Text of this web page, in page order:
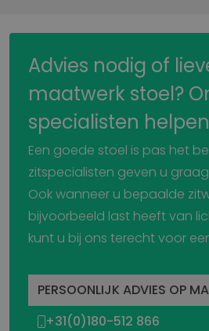
Advies nodig of
maatwerk stoel?
specialisten
Een goede stoel is pas het
zitspecialisten geven u
Ook wanneer u bepaalde
bijvoorbeeld last heeft van
kunt u bij ons terecht voor
PERSOONLIJK ADVIES OP
+31(0)180-512 866